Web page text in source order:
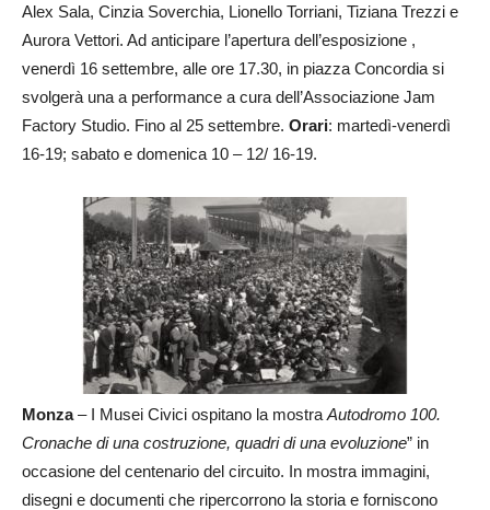
Alex Sala, Cinzia Soverchia, Lionello Torriani, Tiziana Trezzi e
Aurora Vettori. Ad anticipare l’apertura dell’esposizione ,
venerdì 16 settembre, alle ore 17.30, in piazza Concordia si
svolgerà una a performance a cura dell’Associazione Jam
Factory Studio. Fino al 25 settembre. Orari: martedì-venerdì
16-19; sabato e domenica 10 – 12/ 16-19.
Monza– I Musei Civici ospitano la mostra Autodromo 100.
Cronache di una costruzione, quadri di una evoluzione” in
occasione del centenario del circuito. In mostra immagini,
disegni e documenti che ripercorrono la storia e forniscono